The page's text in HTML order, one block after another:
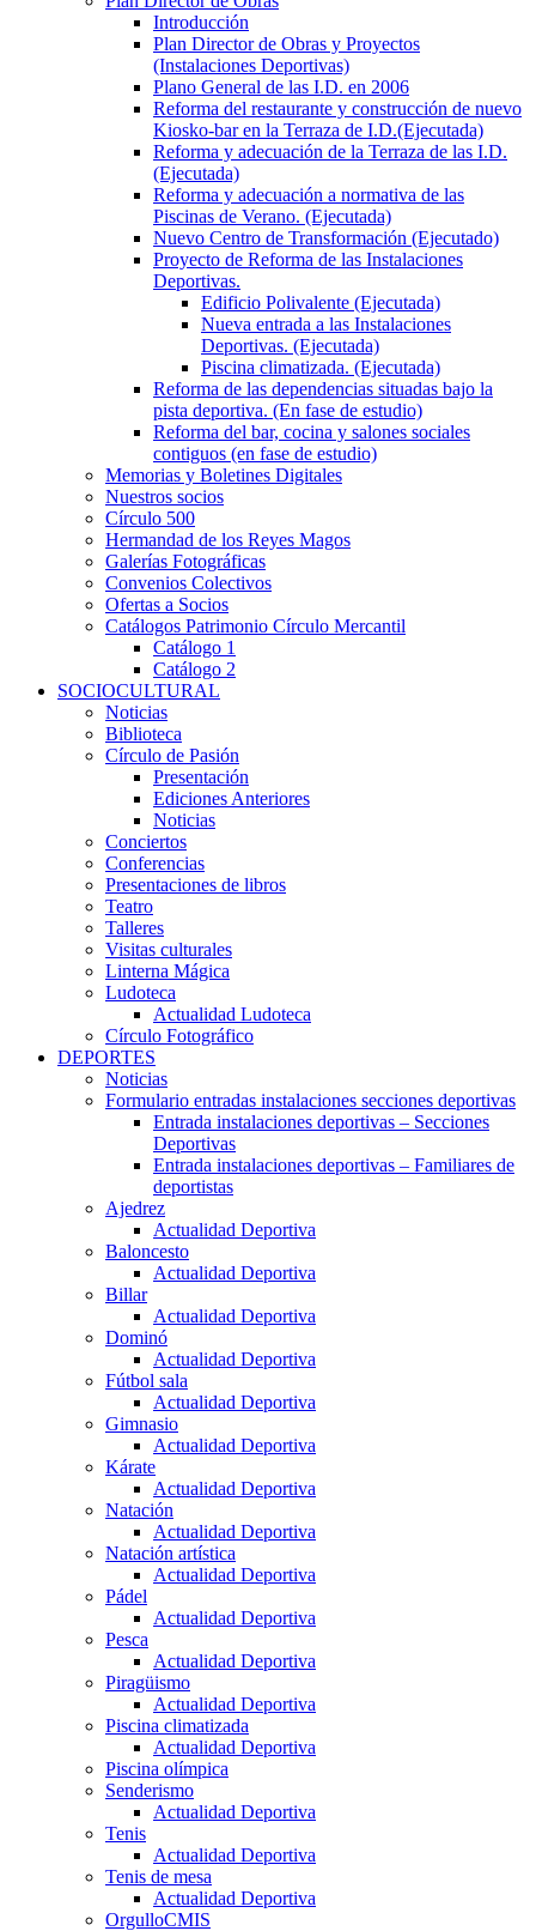
Introducción
Plan Director de Obras y Proyectos
(Instalaciones Deportivas)
Plano General de las I.D. en 2006
Reforma del restaurante y construcción de nuevo
Kiosko-bar en la Terraza de I.D.(Ejecutada)
Reforma y adecuación de la Terraza de las I.D.
(Ejecutada)
Reforma y adecuación a normativa de las
Piscinas de Verano. (Ejecutada)
Nuevo Centro de Transformación (Ejecutado)
Proyecto de Reforma de las Instalaciones
Deportivas.
Edificio Polivalente (Ejecutada)
Nueva entrada a las Instalaciones
Deportivas. (Ejecutada)
Piscina climatizada. (Ejecutada)
Reforma de las dependencias situadas bajo la
pista deportiva. (En fase de estudio)
Reforma del bar, cocina y salones sociales
contiguos (en fase de estudio)
Memorias y Boletines Digitales
Nuestros socios
Círculo 500
Hermandad de los Reyes Magos
Galerías Fotográficas
Convenios Colectivos
Ofertas a Socios
Catálogos Patrimonio Círculo Mercantil
Catálogo 1
Catálogo 2
SOCIOCULTURAL
Noticias
Biblioteca
Círculo de Pasión
Presentación
Ediciones Anteriores
Noticias
Conciertos
Conferencias
Presentaciones de libros
Teatro
Talleres
Visitas culturales
Linterna Mágica
Ludoteca
Actualidad Ludoteca
Círculo Fotográfico
DEPORTES
Noticias
Formulario entradas instalaciones secciones deportivas
Entrada instalaciones deportivas – Secciones
Deportivas
Entrada instalaciones deportivas – Familiares de
deportistas
Ajedrez
Actualidad Deportiva
Baloncesto
Actualidad Deportiva
Billar
Actualidad Deportiva
Dominó
Actualidad Deportiva
Fútbol sala
Actualidad Deportiva
Gimnasio
Actualidad Deportiva
Kárate
Actualidad Deportiva
Natación
Actualidad Deportiva
Natación artística
Actualidad Deportiva
Pádel
Actualidad Deportiva
Pesca
Actualidad Deportiva
Piragüismo
Actualidad Deportiva
Piscina climatizada
Actualidad Deportiva
Piscina olímpica
Senderismo
Actualidad Deportiva
Tenis
Actualidad Deportiva
Tenis de mesa
Actualidad Deportiva
OrgulloCMIS